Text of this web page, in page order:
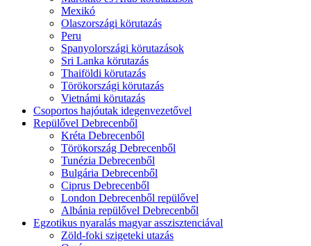
Mexikó
Olaszországi körutazás
Peru
Spanyolországi körutazások
Sri Lanka körutazás
Thaiföldi körutazás
Törökországi körutazás
Vietnámi körutazás
Csoportos hajóutak idegenvezetővel
Repülővel Debrecenből
Kréta Debrecenből
Törökország Debrecenből
Tunézia Debrecenből
Bulgária Debrecenből
Ciprus Debrecenből
London Debrecenből repülővel
Albánia repülővel Debrecenből
Egzotikus nyaralás magyar asszisztenciával
Zöld-foki szigeteki utazás